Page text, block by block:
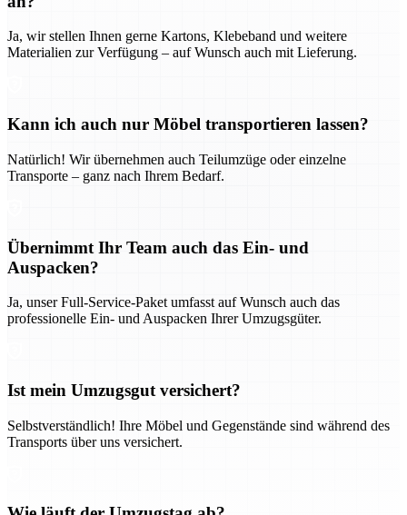
Ja, wir stellen Ihnen gerne Kartons, Klebeband und weitere
Materialien zur Verfügung – auf Wunsch auch mit Lieferung.
Kann ich auch nur Möbel transportieren lassen?
Natürlich! Wir übernehmen auch Teilumzüge oder einzelne
Transporte – ganz nach Ihrem Bedarf.
Übernimmt Ihr Team auch das Ein- und
Auspacken?
Ja, unser Full-Service-Paket umfasst auf Wunsch auch das
professionelle Ein- und Auspacken Ihrer Umzugsgüter.
Ist mein Umzugsgut versichert?
Selbstverständlich! Ihre Möbel und Gegenstände sind während des
Transports über uns versichert.